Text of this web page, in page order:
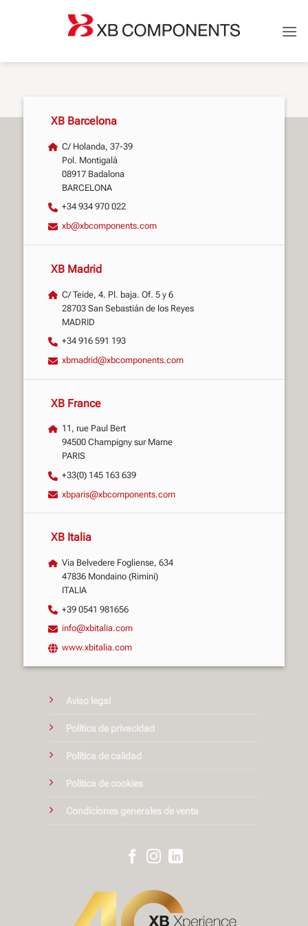
XB Barcelona
C/ Holanda, 37-39
Pol. Montigalà
08917 Badalona
BARCELONA
+34 934 970 022
xb@xbcomponents.com
XB Madrid
C/ Teide, 4. Pl. baja. Of. 5 y 6
28703 San Sebastián de los Reyes
MADRID
+34 916 591 193
xbmadrid@xbcomponents.com
XB France
11, rue Paul Bert
94500 Champigny sur Marne
PARIS
+33(0) 145 163 639
xbparis@xbcomponents.com
XB Italia
Via Belvedere Fogliense, 634
47836 Mondaino (Rimini)
ITALIA
+39 0541 981656
info@xbitalia.com
www.xbitalia.com
Aviso legal
Política de privacidad
Política de calidad
Política de cookies
Condiciones generales de venta